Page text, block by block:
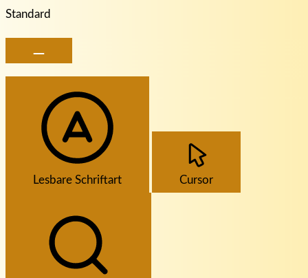
Standard
Lesbare Schriftart Cursor